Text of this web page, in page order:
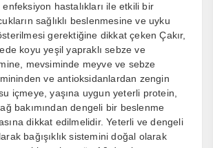
hastalıkları ile etkili bir
sağlıklı beslenmesine ve uyku
gerektiğine dikkat çeken Çakır,
koyu yeşil yapraklı sebze ve
mevsiminde meyve ve sebze
ve antioksidanlardan zengin
içmeye, yaşına uygun yeterli protein,
bakımından dengeli bir beslenme
dikkat edilmelidir. Yeterli ve dengeli
bağışıklık sistemini doğal olarak